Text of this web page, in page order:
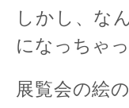
しかし、な
になっちゃっ
展覧会の絵